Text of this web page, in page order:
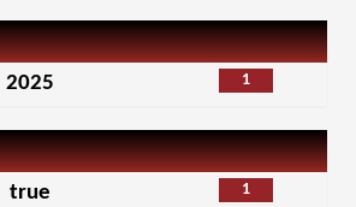
1
2025
1
true